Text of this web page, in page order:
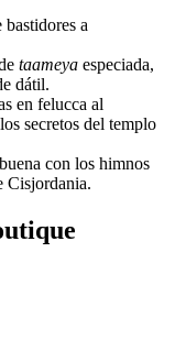
bastidores a
taameya especiada,
dátil.
en felucca al
secretos del templo
con los himnos
Cisjordania.